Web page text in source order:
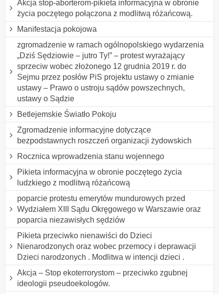
Akcja stop-aborterom-pikieta informacyjna w obronie
życia poczętego połączona z modlitwą różańcową.
Manifestacja pokojowa
zgromadzenie w ramach ogólnopolskiego wydarzenia
„Dziś Sędziowie – jutro Ty!” – protest wyrażający
sprzeciw wobec złożonego 12 grudnia 2019 r. do
Sejmu przez posłów PiS projektu ustawy o zmianie
ustawy – Prawo o ustroju sądów powszechnych,
ustawy o Sądzie
Betlejemskie Światło Pokoju
Zgromadzenie informacyjne dotyczące
bezpodstawnych roszczeń organizacji żydowskich
Rocznica wprowadzenia stanu wojennego
Pikieta informacyjna w obronie poczętego życia
ludzkiego z modlitwą różańcową
poparcie protestu emerytów mundurowych przed
Wydziałem XIII Sądu Okręgowego w Warszawie oraz
poparcia niezawisłych sędziów
Pikieta przeciwko nienawiści do Dzieci
Nienarodzonych oraz wobec przemocy i deprawacji
Dzieci narodzonych . Modlitwa w intencji dzieci .
Akcja – Stop ekoterrorystom – przeciwko zgubnej
ideologii pseudoekologów.